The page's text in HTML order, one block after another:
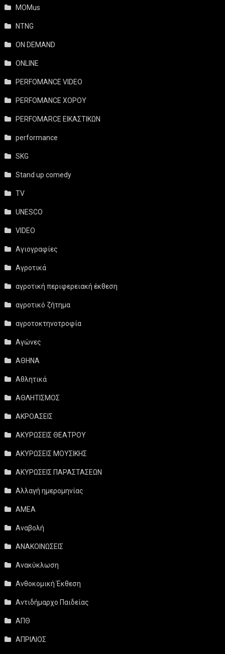
MOMus
NTNG
ON DEMAND
ONLINE
PERFOMANCE VIDEO
PERFOMANCE ΧΟΡΟΥ
PERFOMARCE ΕΙΚΑΣΤΙΚΩΝ
performance
SKG
Stand up comedy
TV
UNESCO
VIDEO
Αγιογραφίες
Αγροτικά
αγροτική περιφερειακή έκθεση
αγροτικό ζήτημα
αγροτοκτηνοτροφία
Αγώνες
ΑΘΗΝΑ
Αθλητικά
ΑΘΛΗΤΙΣΜΟΣ
ΑΚΡΟΑΣΕΙΣ
ΑΚΥΡΩΣΕΙΣ ΘΕΑΤΡΟΥ
ΑΚΥΡΩΣΕΙΣ ΜΟΥΣΙΚΗΣ
ΑΚΥΡΩΣΕΙΣ ΠΑΡΑΣΤΑΣΕΩΝ
Αλλαγή ημερομηνίας
ΑΜΕΑ
Αναβολή
ΑΝΑΚΟΙΝΩΣΕΙΣ
Ανακύκλωση
Ανθοκομική Έκθεση
Αντιδήμαρχο Παιδείας
ΑΠΘ
ΑΠΡΙΛΙΟΣ